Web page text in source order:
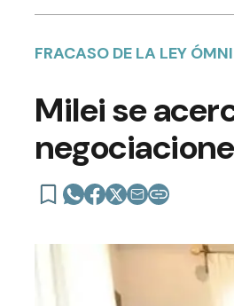
FRACASO DE LA LEY
Milei se